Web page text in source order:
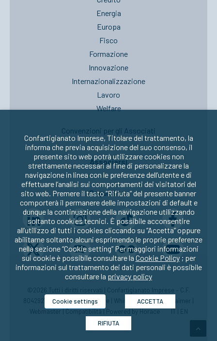
Energia
Europa
Fisco
Formazione
Innovazione
Internazionalizzazione
Lavoro
Welfare
Convenzioni per gli Associati
Associarsi
Seguici su:
©2026 Tutti i diritti riservati | Confartigianato Imprese – C.F.
80429270582 |Privacy|Cookie Whistleblowing|Disclaimer
Webmaster|Compatibilità| Powered by Horace IT EN
Confartigianato Imprese, Titolare del trattamento, la
informa che previa acquisizione del suo consenso, il
presente sito web potrà utilizzare cookies non
strettamente necessari al fine di personalizzare la
navigazione in linea con le preferenze dell’utente e di
effettuare l’analisi sui comportamenti dei visitatori del
sito web. Premere il tasto “Rifiuta” del presente banner
comporterà il permanere delle impostazioni di default e
dunque la continuazione della navigazione utilizzando
soltanto cookies tecnici. È possibile acconsentire
all’utilizzo di tutti i cookies cliccando su “Accetta” oppure
abilitarne soltanto alcuni esprimendo le proprie preferenze
nella sezione “Cookie setting” Per maggiori informazioni
sui cookie è possibile consultare la Cookie Policy; per
informazioni sul trattamento dei dati personali è possibile
consultare la privacy policy
Cookie settings ACCETTA
RIFIUTA